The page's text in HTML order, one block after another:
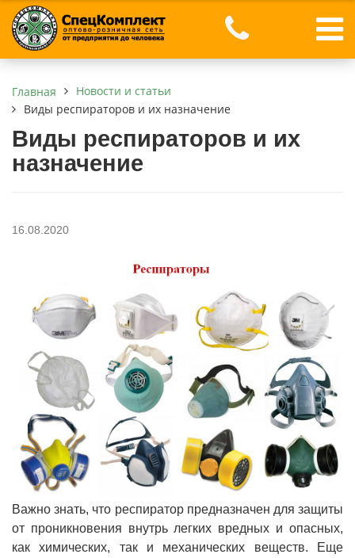
Главная
Новости и статьи
Виды респираторов и их назначение
Виды респираторов и их
назначение
16.08.2020
Важно знать, что респиратор предназначен для защиты
от проникновения внутрь легких вредных и опасных,
как химических, так и механических веществ. Еще